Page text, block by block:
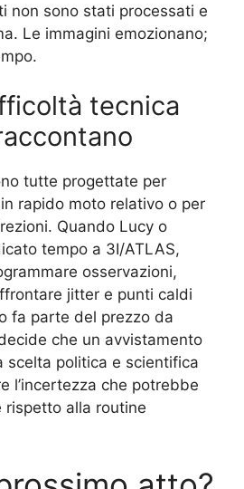
non sono stati processati e
Le immagini emozionano;
tecnica
tutte progettate per
rapido moto relativo o per
Quando Lucy o
tempo a 3I/ATLAS,
osservazioni,
jitter e punti caldi
fa parte del prezzo da
che un avvistamento
scelta politica e scientifica
l’incertezza che potrebbe
alla routine